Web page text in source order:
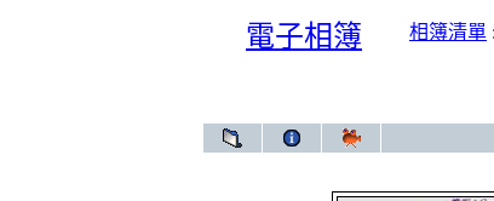
電子相簿 相簿清單